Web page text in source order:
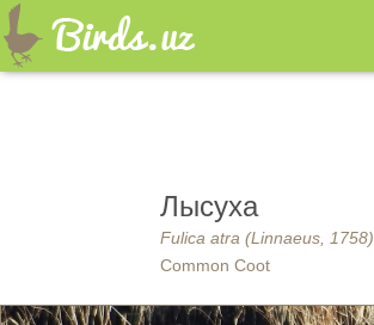
Лысуха
Fulica atra (Linnaeus, 1758)
Common Coot